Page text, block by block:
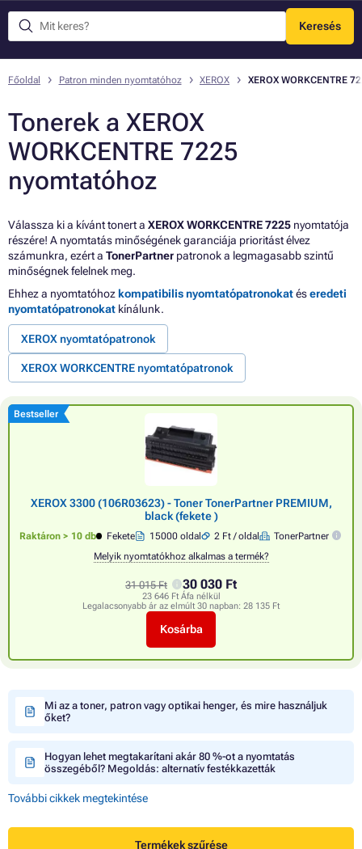
Keresés
Menü
Főoldal Patron minden nyomtatóhoz XEROX XEROX WORKCENTRE
Tonerek a XEROX
WORKCENTRE 7225
nyomtatóhoz
Válassza ki a kívánt tonert a XEROX WORKCENTRE 7225 nyomtatója
részére! A nyomtatás minőségének garanciája prioritást élvez
számunkra, ezért a TonerPartner patronok a legmagasabb szintű
minőségnek felelnek meg.
Ehhez a nyomtatóhoz kompatibilis nyomtatópatronokatéseredeti
nyomtatópatronokat kínálunk.
XEROX nyomtatópatronok
XEROX WORKCENTRE nyomtatópatronok
Bestseller
XEROX 3300 (106R03623) - Toner TonerPartner PREMIUM,
black (fekete )
Raktáron > 10 db Fekete 15000 oldal 2 Ft / oldal
TonerPartner
Melyik nyomtatókhoz alkalmas a termék?
31 015 Ft 30 030 Ft
23 646 Ft Áfa nélkül
Legalacsonyabb ár az elmúlt 30 napban: 28 135 Ft
Kosárba
Mi az a toner, patron vagy optikai henger, és mire használjuk
őket?
Hogyan lehet megtakarítani akár 80 %-ot a nyomtatás
összegéből? Megoldás: alternatív festékkazetták
További cikkek megtekintése
Termékek szűrése